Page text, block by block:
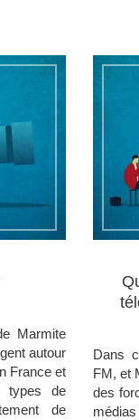
Marmite
autour
France et
types de
de
Dans
FM, et
des